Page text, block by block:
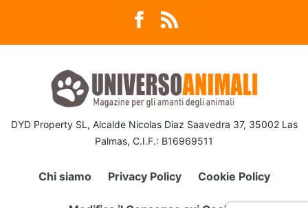
DYD Property SL, Alcalde Nicolas Diaz Saavedra 37, 35002 Las
Palmas, C.I.F.: B16969511
Chi siamo Privacy Policy Cookie Policy